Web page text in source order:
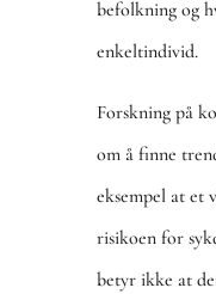
befolkning og
enkeltindivid.
Forskning på
om å finne
eksempel at et
risikoen for
betyr ikke at